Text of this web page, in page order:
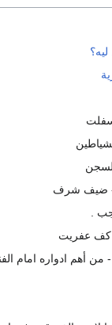
- ضيف شرف
.
عفريت
من أهم ادواره امام